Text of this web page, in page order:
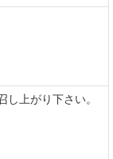
上がり下さい。